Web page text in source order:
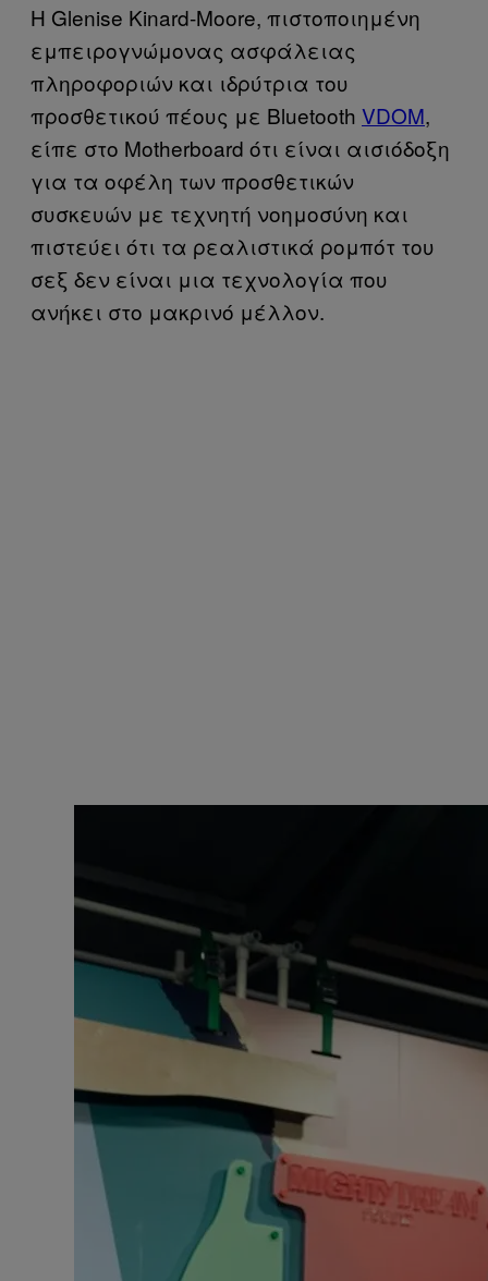
Η Glenise Kinard-Moore, πιστοποιημένη
εμπειρογνώμονας ασφάλειας
πληροφοριών και ιδρύτρια του
προσθετικού πέους με Bluetooth VDOM,
είπε στο Motherboard ότι είναι αισιόδοξη
για τα οφέλη των προσθετικών
συσκευών με τεχνητή νοημοσύνη και
πιστεύει ότι τα ρεαλιστικά ρομπότ του
σεξ δεν είναι μια τεχνολογία που
ανήκει στο μακρινό μέλλον.